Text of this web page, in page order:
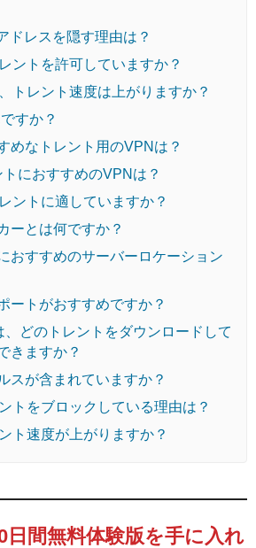
ドレスを隠す理由は？
ントを許可していますか？
トレント速度は上がりますか？
すか？
めなトレント用のVPNは？
におすすめのVPNは？
ントに適していますか？
ーとは何ですか？
おすすめのサーバーロケーション
ートがおすすめですか？
どのトレントをダウンロードして
きますか？
スが含まれていますか？
トをブロックしている理由は？
ト速度が上がりますか？
日間無料体験版を手に入れ